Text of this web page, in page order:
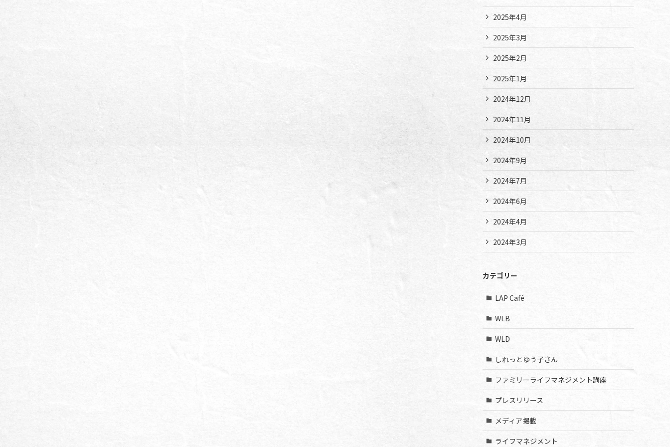
2025年4月
2025年3月
2025年2月
2025年1月
2024年12月
2024年11月
2024年10月
2024年9月
2024年7月
2024年6月
2024年4月
2024年3月
カテゴリー
LAP Café
WLB
WLD
しれっとゆう子さん
ファミリーライフマネジメント講座
プレスリリース
メディア掲載
ライフマネジメント